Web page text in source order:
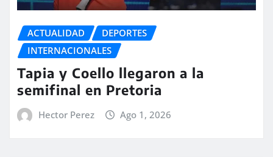
ACTUALIDAD
DEPORTES
INTERNACIONALES
Tapia y Coello llegaron a la
semifinal en Pretoria
Hector Perez Ago 1, 2026